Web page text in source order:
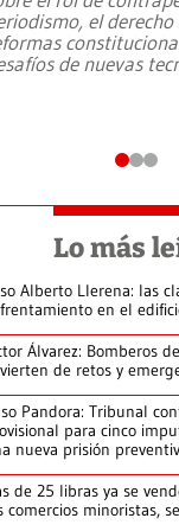
el
de nuevas
Lo más
Alberto Llerena: las
en el
Álvarez: Bomberos
de retos y
Pandora: Tribunal
para cinco
nueva prisión
de 25 libras ya se
comercios minoristas,